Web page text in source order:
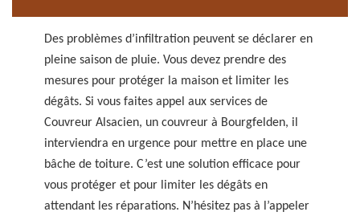
Des problèmes d’infiltration peuvent se déclarer en
pleine saison de pluie. Vous devez prendre des
mesures pour protéger la maison et limiter les
dégâts. Si vous faites appel aux services de
Couvreur Alsacien, un couvreur à Bourgfelden, il
interviendra en urgence pour mettre en place une
bâche de toiture. C’est une solution efficace pour
vous protéger et pour limiter les dégâts en
attendant les réparations. N’hésitez pas à l’appeler